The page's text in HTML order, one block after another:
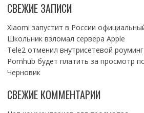
СВЕЖИЕ ЗАПИСИ
Xiaomi запустит в России
Школьник взломал сервера Apple
Tele2 отменил внутрисетевой роуминг
Pornhub будет платить за просмотр
Черновик
СВЕЖИЕ КОММЕНТАРИИ